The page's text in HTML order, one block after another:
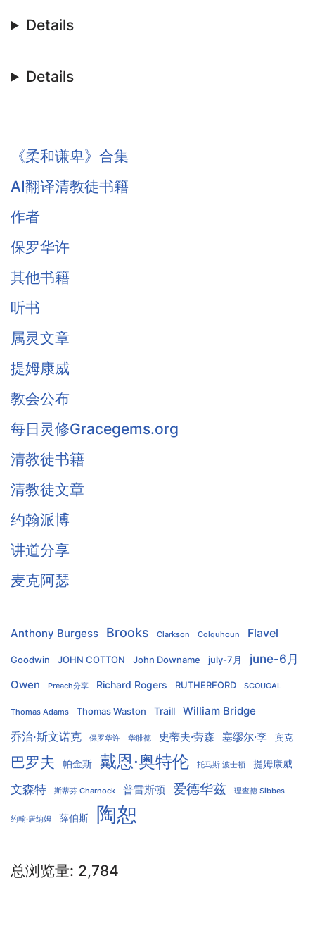
Details
Details
《柔和谦卑》合集
AI翻译清教徒书籍
作者
保罗华许
其他书籍
听书
属灵文章
提姆康威
教会公布
每日灵修Gracegems.org
清教徒书籍
清教徒文章
约翰派博
讲道分享
麦克阿瑟
Anthony Burgess Brooks Clarkson Colquhoun Flavel
Goodwin JOHN COTTON John Downame july-7月 june-6月
Owen Preach分享 Richard Rogers RUTHERFORD SCOUGAL
Thomas Adams Thomas Waston Traill William Bridge
乔治·斯文诺克 保罗华许 华腓德 史蒂夫·劳森 塞缪尔·李 宾克
巴罗夫 帕金斯 戴恩·奥特伦 托马斯·波士顿 提姆康威
文森特 斯蒂芬 Charnock 普雷斯顿 爱德华兹 理查德 Sibbes
约翰·唐纳姆 薛伯斯 陶恕
总浏览量: 2,784